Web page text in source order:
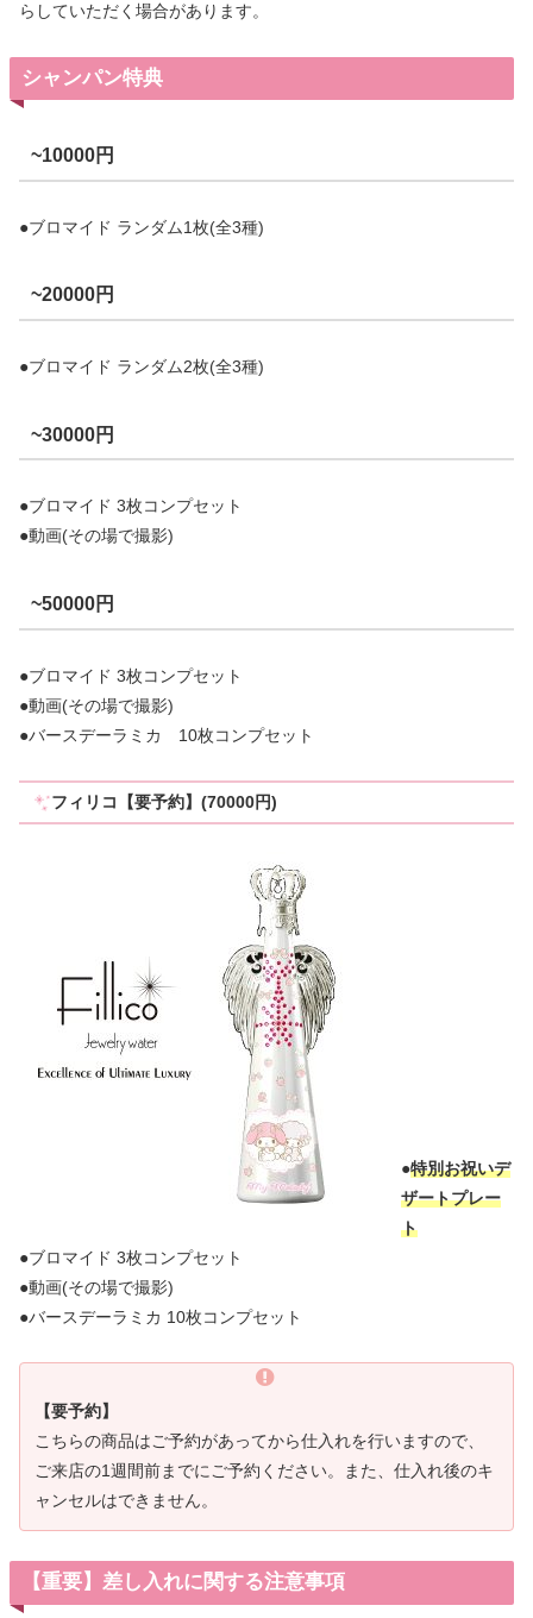
らしていただく場合があります。
シャンパン特典
~10000円
●ブロマイド ランダム1枚(全3種)
~20000円
●ブロマイド ランダム2枚(全3種)
~30000円
●ブロマイド 3枚コンプセット
●動画(その場で撮影)
~50000円
●ブロマイド 3枚コンプセット
●動画(その場で撮影)
●バースデーラミカ 10枚コンプセット
フィリコ【要予約】(70000円)
●特別お祝いデ
ザートプレー
ト
●ブロマイド 3枚コンプセット
●動画(その場で撮影)
●バースデーラミカ 10枚コンプセット
【要予約】
こちらの商品はご予約があってから仕入れを行いますので、
ご来店の1週間前までにご予約ください。また、仕入れ後のキ
ャンセルはできません。
【重要】差し入れに関する注意事項